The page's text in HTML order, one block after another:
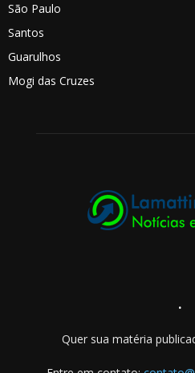
São Paulo
Santos
Guarulhos
Mogi das Cruzes
.
Quer sua matéria